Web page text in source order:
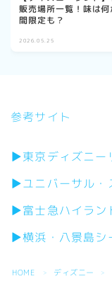
販売場所一覧！味は
間限定も？
2026.05.25
参考サイト
▶東京ディズニー
▶ユニバーサル・
▶富士急ハイラン
▶横浜・八景島シ
HOME ＞ ディズニー ＞